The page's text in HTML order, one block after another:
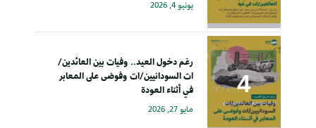
يونيو 4, 2026
رغم دخول العيد.. وفيات بين العائدين/
ات السودانيين/ات وفوضى على المعابر
في أثناء العودة
مايو 27, 2026